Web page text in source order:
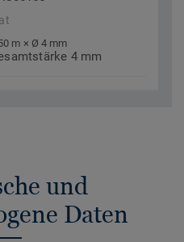
m × Ø 4 mm
4 mm
und
Daten